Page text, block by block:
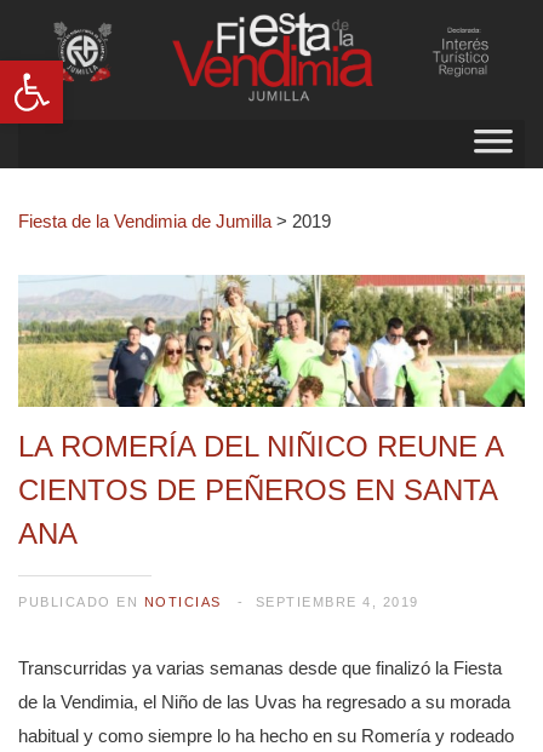
Abrir barra de herramientas
Fiesta de la Vendimia de Jumilla > 2019
LA ROMERÍA DEL NIÑICO REUNE A
CIENTOS DE PEÑEROS EN SANTA
ANA
PUBLICADO EN NOTICIAS SEPTIEMBRE 4, 2019
Transcurridas ya varias semanas desde que finalizó la Fiesta
de la Vendimia, el Niño de las Uvas ha regresado a su morada
habitual y como siempre lo ha hecho en su Romería y rodeado